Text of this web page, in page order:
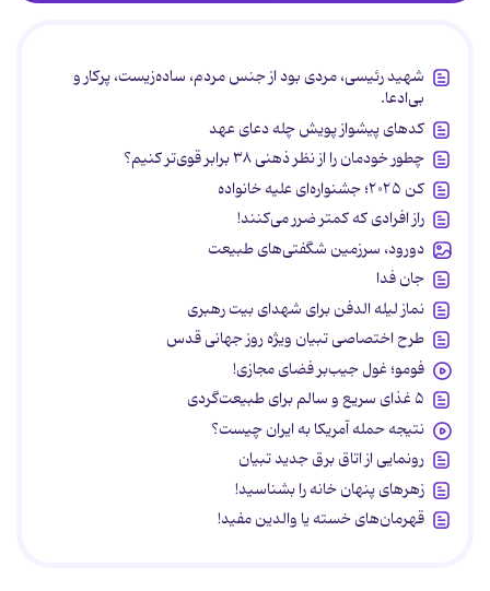
شهید رئیسی، مردی بود از جنس مردم، ساده‌زیست، پرکار و
بی‌ادعا.
کدهای پیشواز پویش چله دعای عهد
چطور خودمان را از نظر ذهنی ۳۸ برابر قوی‌تر کنیم؟
کن ۲۰۲۵؛ جشنواره‌ای علیه خانواده
راز افرادی که کمتر ضرر می‌کنند!
دورود، سرزمین شگفتی‌های طبیعت
جان فدا
نماز لیله الدفن برای شهدای بیت رهبری
طرح اختصاصی تبیان ویژه روز جهانی قدس
فومو؛ غول جیب‌بر فضای مجازی!
۵ غذای سریع و سالم برای طبیعت‌گردی
نتیجه حمله آمریکا به ایران چیست؟
رونمایی از اتاق برق جدید تبیان
زهرهای پنهان خانه را بشناسید!
قهرمان‌های خسته یا والدین مفید!